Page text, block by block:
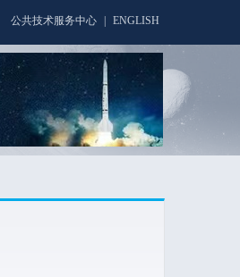
公共技术服务中心 ENGLISH